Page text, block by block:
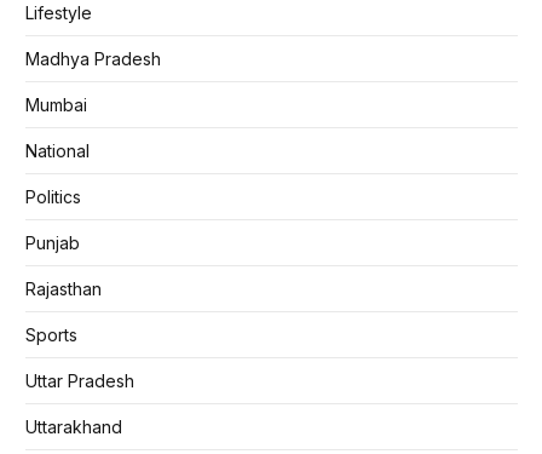
Lifestyle
Madhya Pradesh
Mumbai
National
Politics
Punjab
Rajasthan
Sports
Uttar Pradesh
Uttarakhand